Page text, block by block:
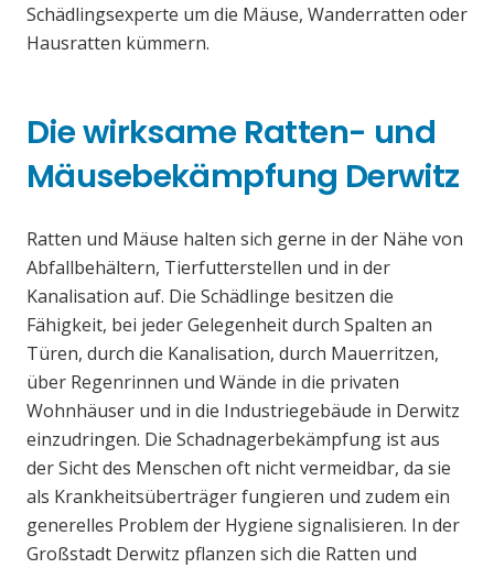
Schädlingsexperte um die Mäuse, Wanderratten oder
Hausratten kümmern.
Die wirksame Ratten- und
Mäusebekämpfung Derwitz
Ratten und Mäuse halten sich gerne in der Nähe von
Abfallbehältern, Tierfutterstellen und in der
Kanalisation auf. Die Schädlinge besitzen die
Fähigkeit, bei jeder Gelegenheit durch Spalten an
Türen, durch die Kanalisation, durch Mauerritzen,
über Regenrinnen und Wände in die privaten
Wohnhäuser und in die Industriegebäude in Derwitz
einzudringen. Die Schadnagerbekämpfung ist aus
der Sicht des Menschen oft nicht vermeidbar, da sie
als Krankheitsüberträger fungieren und zudem ein
generelles Problem der Hygiene signalisieren. In der
Großstadt Derwitz pflanzen sich die Ratten und